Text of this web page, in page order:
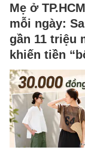
Mẹ ở
mỗi ngày:
gần 11 triệu
khiến tiền